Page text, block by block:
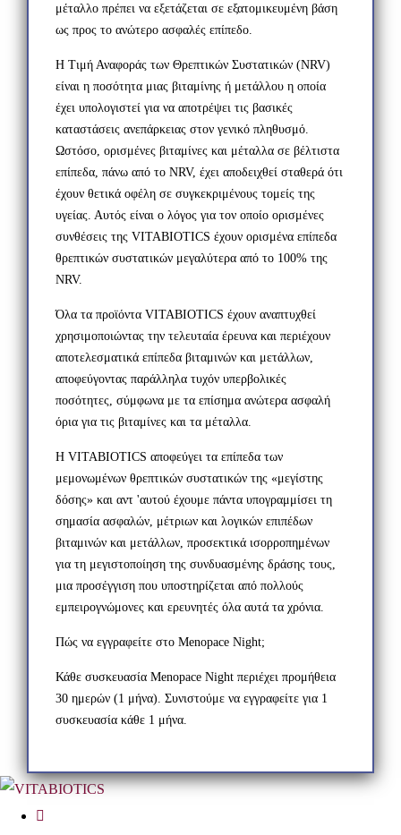
μέταλλο πρέπει να εξετάζεται σε εξατομικευμένη βάση
ως προς το ανώτερο ασφαλές επίπεδο.
Η Τιμή Αναφοράς των Θρεπτικών Συστατικών (NRV)
είναι η ποσότητα μιας βιταμίνης ή μετάλλου η οποία
έχει υπολογιστεί για να αποτρέψει τις βασικές
καταστάσεις ανεπάρκειας στον γενικό πληθυσμό.
Ωστόσο, ορισμένες βιταμίνες και μέταλλα σε βέλτιστα
επίπεδα, πάνω από το NRV, έχει αποδειχθεί σταθερά ότι
έχουν θετικά οφέλη σε συγκεκριμένους τομείς της
υγείας. Αυτός είναι ο λόγος για τον οποίο ορισμένες
συνθέσεις της VITABIOTICS έχουν ορισμένα επίπεδα
θρεπτικών συστατικών μεγαλύτερα από το 100% της
NRV.
Όλα τα προϊόντα VITABIOTICS έχουν αναπτυχθεί
χρησιμοποιώντας την τελευταία έρευνα και περιέχουν
αποτελεσματικά επίπεδα βιταμινών και μετάλλων,
αποφεύγοντας παράλληλα τυχόν υπερβολικές
ποσότητες, σύμφωνα με τα επίσημα ανώτερα ασφαλή
όρια για τις βιταμίνες και τα μέταλλα.
Η VITABIOTICS αποφεύγει τα επίπεδα των
μεμονωμένων θρεπτικών συστατικών της «μεγίστης
δόσης» και αντ 'αυτού έχουμε πάντα υπογραμμίσει τη
σημασία ασφαλών, μέτριων και λογικών επιπέδων
βιταμινών και μετάλλων, προσεκτικά ισορροπημένων
για τη μεγιστοποίηση της συνδυασμένης δράσης τους,
μια προσέγγιση που υποστηρίζεται από πολλούς
εμπειρογνώμονες και ερευνητές όλα αυτά τα χρόνια.
Πώς να εγγραφείτε στο Menopace Night;
Κάθε συσκευασία Menopace Night περιέχει προμήθεια
30 ημερών (1 μήνα). Συνιστούμε να εγγραφείτε για 1
συσκευασία κάθε 1 μήνα.